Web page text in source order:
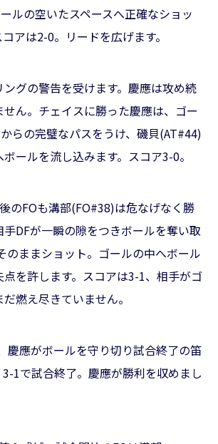
ルの空いたスペースへ正確なショッ
アは2-0。リードを広げます。
グの警告を受けます。慶應は攻め続
ん。チェイスに勝った慶應は、ゴー
らの完璧なパスをうけ、磯貝(AT#44)
ールを流し込みます。スコア3-0。
のFOも溝部(FO#38)は危なげなく勝
DFが一瞬の隙をつきボールを奪い取
のままショット。ゴールの中へボール
を許します。スコアは3-1、相手がゴ
燃え尽きていません。
慶應がボールを守り切り試合終了の笛
1で試合終了。慶應が勝利を収めまし